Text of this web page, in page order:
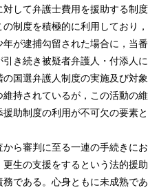
して弁護士費用を援助する制度
制度を積極的に利用しており
が逮捕勾留された場合に，当
き続き被疑者弁護人・付添人
国選弁護人制度の実施及び対
維持されているが，この活動の
助制度の利用が不可欠の要素
から審判に至る一連の手続きに
生の支援をするという法的援
務である。心身ともに未成熟で